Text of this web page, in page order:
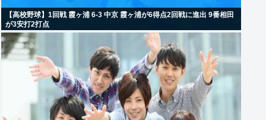
【高校野球】1回戦 霞ヶ浦 6-3 中京 霞ヶ浦が6得点2回戦に進出 9番相田
が3安打2打点